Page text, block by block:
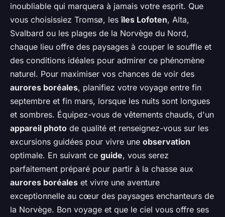
inoubliable qui marquera à jamais votre esprit. Que
vous choisissiez Tromsø, lesîles Lofoten, Alta,
Svalbard ou les plages de la Norvège du Nord,
chaque lieu offre des paysages à couper le souffle et
des conditions idéales pour admirer ce phénomène
naturel. Pour maximiser vos chances de voir des
aurores boréales, planifiez votre voyage entre fin
septembre et fin mars, lorsque les nuits sont longues
et sombres. Équipez-vous de vêtements chauds, d'un
appareil photo de qualité et renseignez-vous sur les
excursions guidées pour vivre une observation
optimale. En suivant ce guide, vous serez
parfaitement préparé pour partir à la chasse aux
aurores boréales et vivre une aventure
exceptionnelle au cœur des paysages enchanteurs de
la Norvège. Bon voyage et que le ciel vous offre ses